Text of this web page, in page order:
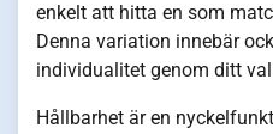
enkelt att hitta en som
Denna variation innebär
individualitet genom ditt
Hållbarhet är en